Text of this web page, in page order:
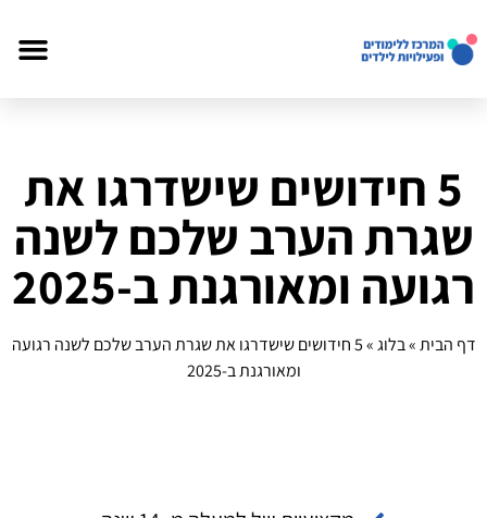
5 חידושים שישדרגו את
שגרת הערב שלכם לשנה
רגועה ומאורגנת ב-2025
דף הבית»בלוג»
5 חידושים שישדרגו את שגרת הערב שלכם לשנה רגועה
ומאורגנת ב-2025